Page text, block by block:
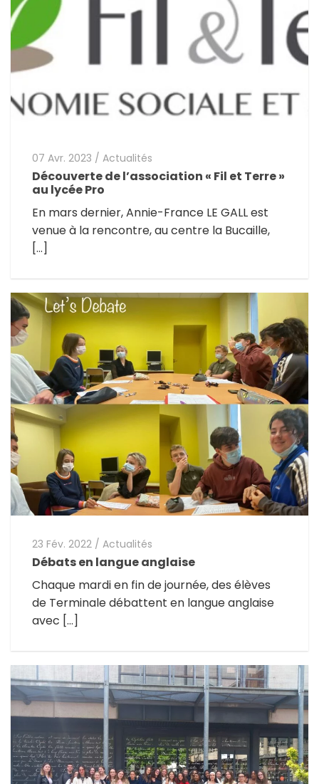
07 Avr. 2023 / Actualités
Découverte de l’association « Fil et Terre »
au lycée Pro
En mars dernier, Annie-France LE GALL est
venue à la rencontre, au centre la Bucaille,
[…]
23 Fév. 2022 / Actualités
Débats en langue anglaise
Chaque mardi en fin de journée, des élèves
de Terminale débattent en langue anglaise
avec […]